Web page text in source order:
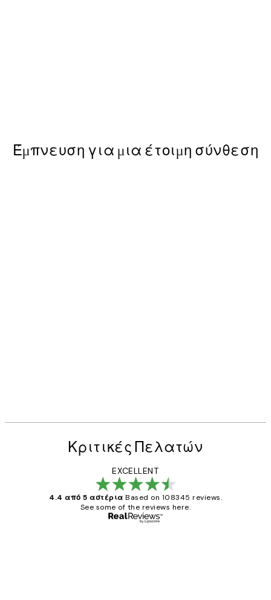
Έμπνευση για μια έτοιμη σύνθεση
Κριτικές Πελατών
EXCELLENT
4.4 από 5 αστέρια Based on 108345 reviews.
See some of the reviews here.